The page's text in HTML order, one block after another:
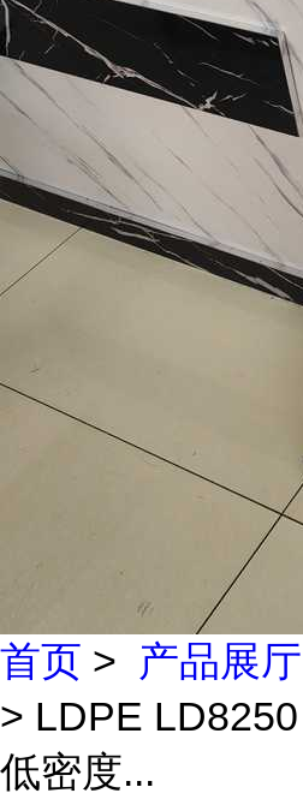
首页 > 产品展厅
> LDPE
低密度...